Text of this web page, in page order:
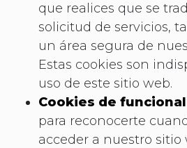
que realices que se
solicitud de servicios,
un área segura de
Estas cookies son
uso de este sitio web.
Cookies de
para reconocerte
acceder a nuestro sitio